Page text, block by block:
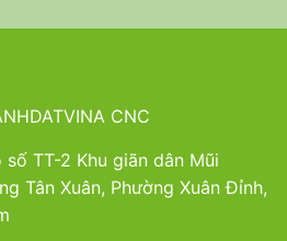
CNC
TT-2 Khu giãn dân Mũi
Tân Xuân, Phường Xuân Đỉnh,